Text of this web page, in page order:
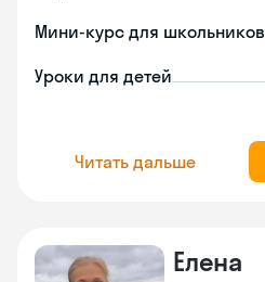
Мини-курс для школьников
Уроки для детей
Читать дальше
Елена